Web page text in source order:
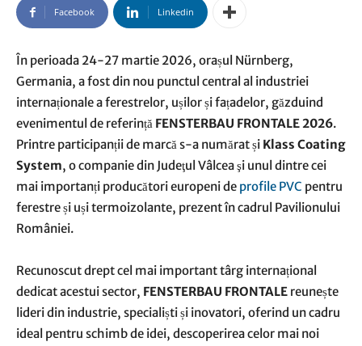
Facebook Linkedin
În perioada 24-27 martie 2026, orașul Nürnberg,
Germania, a fost din nou punctul central al industriei
internaționale a ferestrelor, ușilor și fațadelor, găzduind
evenimentul de referință FENSTERBAU FRONTALE 2026.
Printre participanții de marcă s-a numărat și Klass Coating
System, o companie din Judeţul Vâlcea şi unul dintre cei
mai importanți producători europeni de profile PVC pentru
ferestre și uși termoizolante, prezent în cadrul Pavilionului
României.
Recunoscut drept cel mai important târg internațional
dedicat acestui sector, FENSTERBAU FRONTALE reunește
lideri din industrie, specialiști și inovatori, oferind un cadru
ideal pentru schimb de idei, descoperirea celor mai noi